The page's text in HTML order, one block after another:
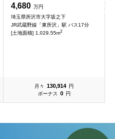
4,680 万円
埼玉県所沢市大字坂之下
JR武蔵野線「東所沢」駅 バス17分
[土地面積] 1,029.55m2
月々 130,914 円
ボーナス
0 円